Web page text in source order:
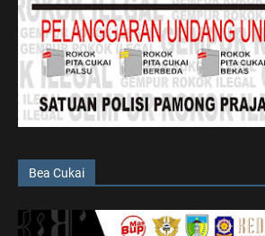
Bea Cukai